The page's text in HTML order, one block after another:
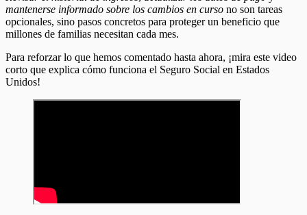
mantenerse informado sobre los cambios en curso no son tareas
opcionales, sino pasos concretos para proteger un beneficio que
millones de familias necesitan cada mes.
Para reforzar lo que hemos comentado hasta ahora, ¡mira este video
corto que explica cómo funciona el Seguro Social en Estados
Unidos!